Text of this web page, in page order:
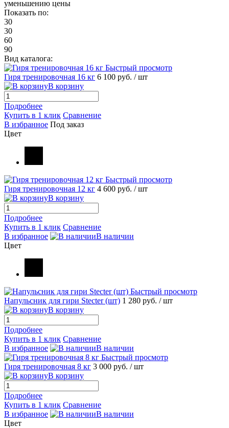
уменьшению цены
Показать по:
30
30
60
90
Вид каталога:
Быстрый просмотр
Гиря тренировочная 16 кг 6 100 руб. / шт
В корзину
Подробнее
Купить в 1 клик Сравнение
В избранное Под заказ
Цвет
Быстрый просмотр
Гиря тренировочная 12 кг 4 600 руб. / шт
В корзину
Подробнее
Купить в 1 клик Сравнение
В избранное
В наличии
Цвет
Быстрый просмотр
Напульсник для гири Stecter (шт) 1 280 руб. / шт
В корзину
Подробнее
Купить в 1 клик Сравнение
В избранное
В наличии
Быстрый просмотр
Гиря тренировочная 8 кг 3 000 руб. / шт
В корзину
Подробнее
Купить в 1 клик Сравнение
В избранное
В наличии
Цвет